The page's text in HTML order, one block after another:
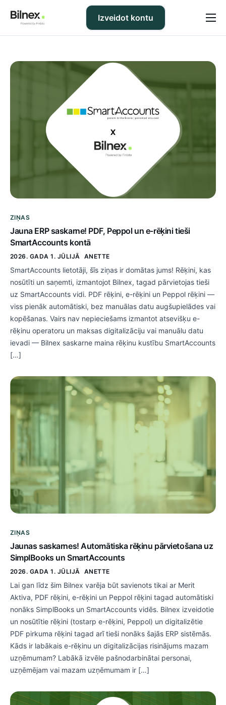
Cenas
BUJ
Par mums
Izveidot kontu
ZIŅAS
Jauna ERP saskarne! PDF, Peppol un e-rēķini tieši
SmartAccounts kontā
2026. GADA 1. JŪLIJĀ ANETTE
SmartAccounts lietotāji, šīs ziņas ir domātas jums! Rēķini, kas
nosūtīti un saņemti, izmantojot Bilnex, tagad pārvietojas tieši
uz SmartAccounts vidi. PDF rēķini, e-rēķini un Peppol rēķini —
viss pienāk automātiski, bez manuālas datu augšupielādes vai
kopēšanas. Vairs nav nepieciešams izmantot atsevišķu e-
rēķinu operatoru un maksas digitalizāciju vai manuālu datu
ievadi — Bilnex saskarne maina rēķinu kustību SmartAccounts
[…]
ZIŅAS
Jaunas saskarnes! Automātiska rēķinu pārvietošana uz
SimplBooks un SmartAccounts
2026. GADA 1. JŪLIJĀ ANETTE
Lai gan līdz šim Bilnex varēja būt savienots tikai ar Merit
Aktiva, PDF rēķini, e-rēķini un Peppol rēķini tagad automātiski
nonāks SimplBooks un SmartAccounts vidēs. Bilnex izveidotie
un nosūtītie rēķini (tostarp e-rēķini, Peppol) un digitalizētie
PDF pirkuma rēķini tagad arī tieši nonāks šajās ERP sistēmās.
Kāds ir labākais e-rēķinu un digitalizācijas risinājums mazam
uzņēmumam? Labākā izvēle pašnodarbinātai personai,
uzņēmējam vai mazam uzņēmumam ir […]